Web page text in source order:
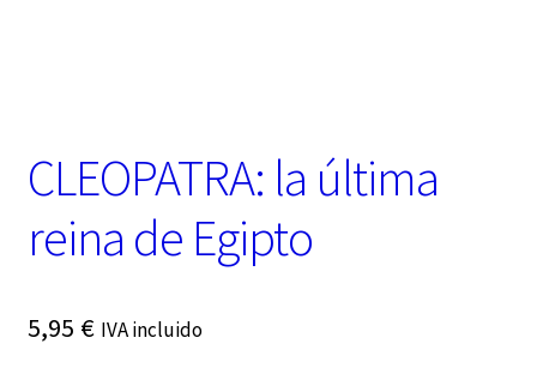
aCLEOPATRA: la última
reina de Egipto
5,95 € IVA incluido